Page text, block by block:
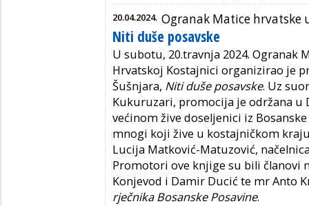
20.04.2024. Ogranak Matice hrvatske
Niti duše posavske
U subotu, 20.travnja 2024. Ogranak
Hrvatskoj Kostajnici organizirao je
Šušnjara, Niti duše posavske. Uz
Kukuruzari, promocija je održana u
većinom žive doseljenici iz
mnogi koji žive u kostajničkom
Lucija Matković-Matuzović,
Promotori ove knjige su bili članovi
Konjevod i Damir Ducić te mr Anto
rječnika Bosanske Posavine.